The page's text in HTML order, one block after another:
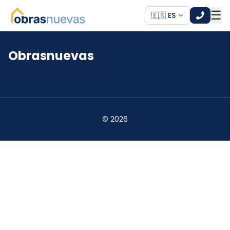
🇪🇸 ES ☰
*
Obrasnuevas
© 2026